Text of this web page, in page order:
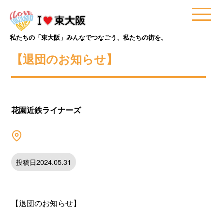
私たちの「東大阪」みんなでつなごう、私たちの街を。
【退団のお知らせ】
花園近鉄ライナーズ
投稿日2024.05.31
【退団のお知らせ】